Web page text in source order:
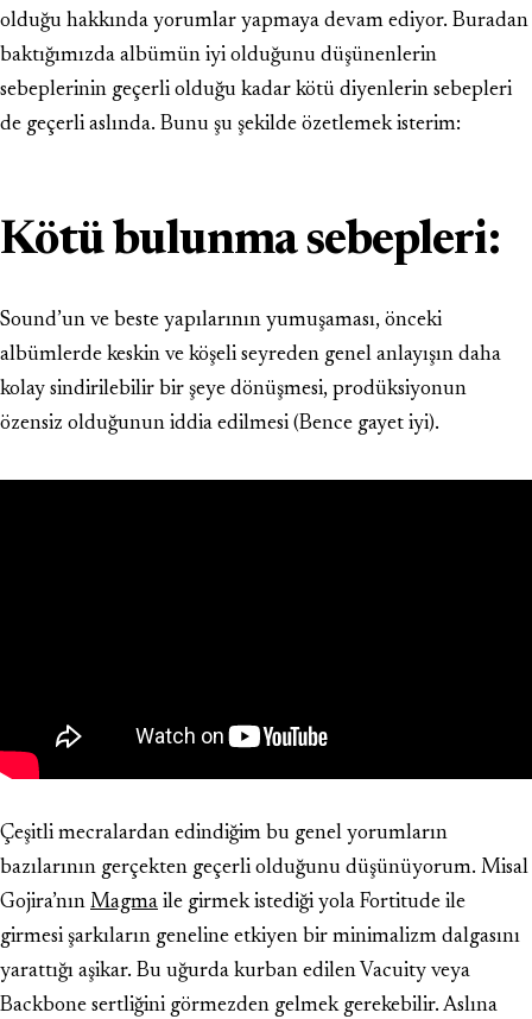
olduğu hakkında yorumlar yapmaya devam ediyor. Buradan
baktığımızda albümün iyi olduğunu düşünenlerin
sebeplerinin geçerli olduğu kadar kötü diyenlerin sebepleri
de geçerli aslında. Bunu şu şekilde özetlemek isterim:
Kötü bulunma sebepleri:
Sound’un ve beste yapılarının yumuşaması, önceki
albümlerde keskin ve köşeli seyreden genel anlayışın daha
kolay sindirilebilir bir şeye dönüşmesi, prodüksiyonun
özensiz olduğunun iddia edilmesi (Bence gayet iyi).
Çeşitli mecralardan edindiğim bu genel yorumların
bazılarının gerçekten geçerli olduğunu düşünüyorum. Misal
Gojira’nın Magma ile girmek istediği yola Fortitude ile
girmesi şarkıların geneline etkiyen bir minimalizm dalgasını
yarattığı aşikar. Bu uğurda kurban edilen Vacuity veya
Backbone sertliğini görmezden gelmek gerekebilir. Aslına